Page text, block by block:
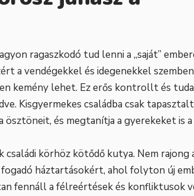
ragaszkodó tud lenni a „saját”
a vendégekkel és idegenekkel szemben
kemény lehet. Ez erős kontrollt és
Kisgyermekes családba csak tapasztalt
és megtanítja a gyerekeket is a
családi körhöz kötődő kutya. Nem rajong
háztartásokért, ahol folyton új
fennáll a félreértések és konfliktusok